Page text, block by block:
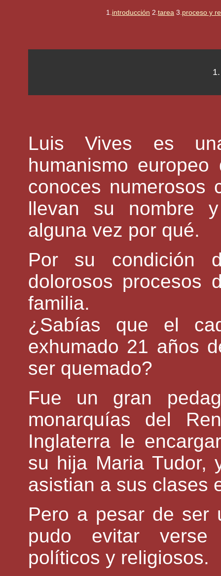
1. introducción 2. tarea 3. proceso y
Luis Vives es
humanismo
conoces numerosos
llevan su nombre
alguna vez por qué.
Por su condición
dolorosos procesos
familia.
¿Sabías que el
exhumado 21 años
ser quemado?
Fue un gran
monarquías del
Inglaterra le
su hija Maria Tudor,
asistian a sus clases
Pero a pesar de ser
pudo evitar verse
políticos y religiosos.